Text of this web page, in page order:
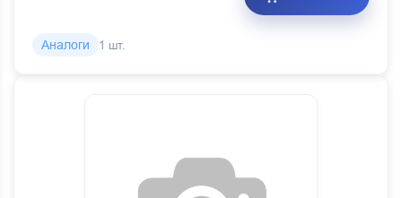
Аналоги 1 шт.